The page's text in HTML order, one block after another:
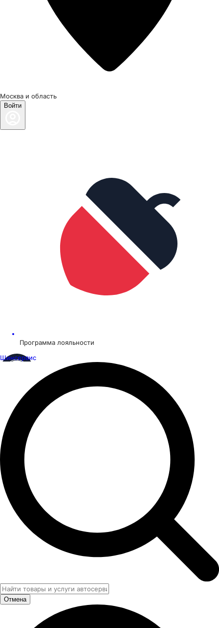
Москва и область
Войти
Программа лояльности
Шинсервис
Отмена